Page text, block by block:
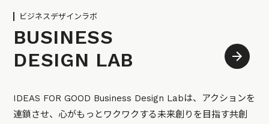
ビジネスデザインラボ
BUSINESS
DESIGN LAB
IDEAS FOR GOOD Business Design Labは、アクションを
連鎖させ、心がもっとワクワクする未来創りを目指す共創